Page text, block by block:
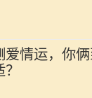
爱情运，你